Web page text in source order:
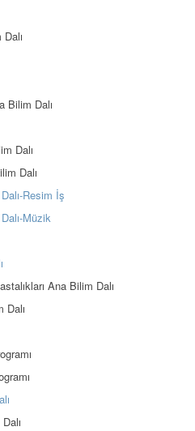
Bilim Dalı
Dalı
Dalı
Resim İş
Müzik
Ana Bilim Dalı
Dalı